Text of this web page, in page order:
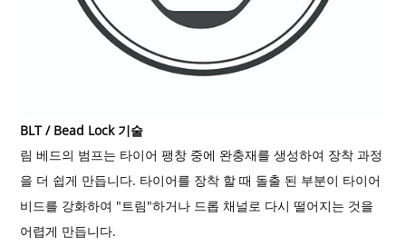
BLT / Bead Lock 기술
림 베드의 범프는 타이어 팽창 중에 완충재를 생성하여 장착 과정
을 더 쉽게 만듭니다. 타이어를 장착 할 때 돌출 된 부분이 타이어
비드를 강화하여 "트림"하거나 드롭 채널로 다시 떨어지는 것을
어렵게 만듭니다.